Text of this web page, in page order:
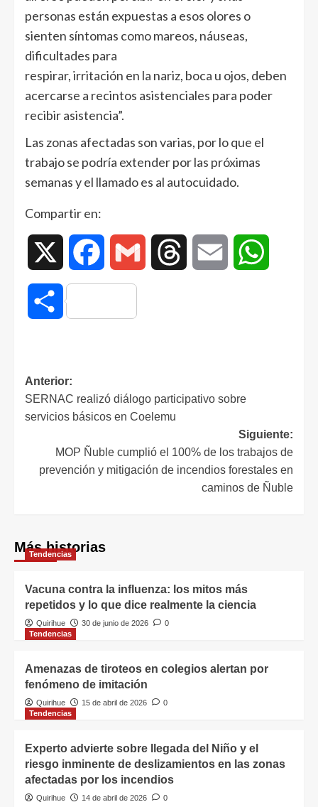
personas están expuestas a esos olores o
sienten síntomas como mareos, náuseas,
dificultades para
respirar, irritación en la nariz, boca u ojos, deben
acercarse a recintos asistenciales para poder
recibir asistencia”.
Las zonas afectadas son varias, por lo que el
trabajo se podría extender por las próximas
semanas y el llamado es al autocuidado.
Compartir en:
Facebook Gmail Threads Email
Compartir
Anterior:
SERNAC realizó diálogo participativo sobre
servicios básicos en Coelemu
Siguiente:
MOP Ñuble cumplió el 100% de los trabajos de
prevención y mitigación de incendios forestales en
caminos de Ñuble
Más historias
Tendencias
Vacuna contra la influenza: los mitos más
repetidos y lo que dice realmente la ciencia
Quirihue 30 de junio de 2026
0
Tendencias
Amenazas de tiroteos en colegios alertan por
fenómeno de imitación
Quirihue 15 de abril de 2026
0
Tendencias
Experto advierte sobre llegada del Niño y el
riesgo inminente de deslizamientos en las zonas
afectadas por los incendios
Quirihue 14 de abril de 2026 0